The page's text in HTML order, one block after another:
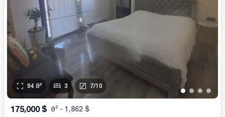
• • • •
94 მ² 3 7/10
175,000 $ მ² - 1,862 $